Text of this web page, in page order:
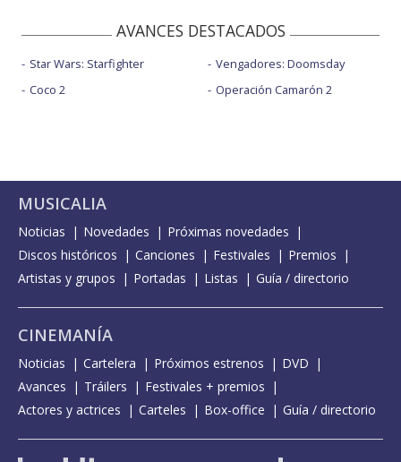
AVANCES DESTACADOS
Star Wars: Starfighter
Coco 2
Vengadores: Doomsday
Operación Camarón 2
MUSICALIA
Noticias Novedades
Próximas novedades
Discos históricos
Canciones Festivales
Premios
Artistas y grupos
Portadas Listas Guía / directorio
CINEMANÍA
Noticias Cartelera Próximos estrenos
DVD
Avances
Tráilers
Festivales + premios
Actores y actrices
Carteles Box-office Guía / directorio